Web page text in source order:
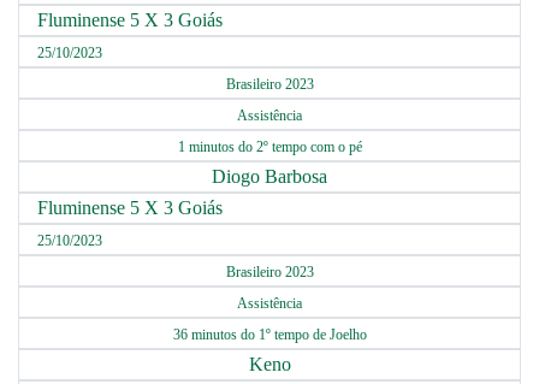
Fluminense 5 X 3 Goiás
25/10/2023
Brasileiro 2023
Assistência
1 minutos do 2º tempo com o pé
Diogo Barbosa
Fluminense 5 X 3 Goiás
25/10/2023
Brasileiro 2023
Assistência
36 minutos do 1º tempo de Joelho
Keno